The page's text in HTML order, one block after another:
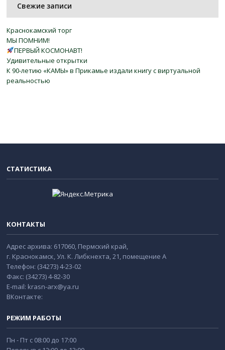
Свежие записи
Краснокамский торг
МЫ ПОМНИМ!
ПЕРВЫЙ КОСМОНАВТ!
Удивительные открытки
К 90-летию «КАМЫ» в Прикамье издали книгу с виртуальной
реальностью
СТАТИСТИКА
КОНТАКТЫ
Адрес архива: 617060, Пермский край,
г. Краснокамск, Ул. К. Либкнехта, 21, помещение А
Телефон: (34273) 4-23-02
Факс: (34273) 4-82-30
E-mail: krasn-arx@ya.ru
ВКонтакте:
РЕЖИМ РАБОТЫ
Пн - Пт с 08:00 до 17:00